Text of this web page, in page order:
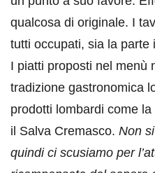
qualcosa di originale. I
tutti occupati, sia la parte
I piatti proposti nel menù
tradizione gastronomica
prodotti lombardi come
il Salva Cremasco. Non
quindi ci scusiamo per